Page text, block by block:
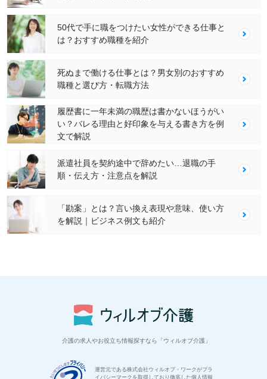
50代で手に職をつけたい女性ができる仕事と
は？おすすめ職種を紹介
死ぬまで働ける仕事とは？男女別のおすすめ
職種と選び方・転職方法
履歴書に一年未満の職歴は書かないほうがい
い？バレる理由と好印象を与える書き方を例
文で解説
派遣社員を契約途中で辞めたい…退職の手
順・伝え方・注意点を解説
「勘案」とは？言い換え表現や意味、使い方
を解説｜ビジネス例文も紹介
介護の求人やお役立ち情報探すなら「ウィルオブ介護」
運営元である株式会社ウィルオブ・ワークがプラ
イバシーマークを取得しており徹底した個人情報